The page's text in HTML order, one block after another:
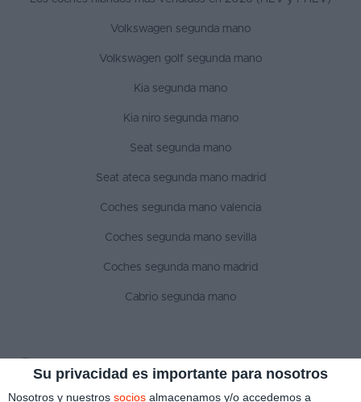
Su privacidad es importante para nosotros
Nosotros y nuestros socios almacenamos y/o accedemos a
Volkswagen segunda mano
Volkswagen golf segunda mano
Kia segunda mano
Kia niro segunda mano
Seat segunda mano
Seat ateca segunda mano madrid
Coches segunda mano valencia
Coches segunda mano sevilla
Coches segunda mano madrid
Cabrio segunda mano